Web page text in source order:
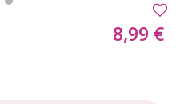
8,99 €